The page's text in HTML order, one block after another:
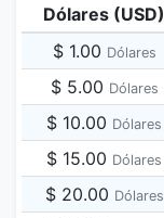
Dólares (USD)
$ 1.00 Dólares
$ 5.00 Dólares
$ 10.00 Dólares
$ 15.00 Dólares
$ 20.00 Dólares